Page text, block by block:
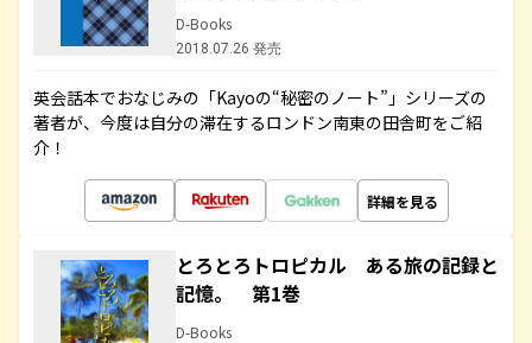
D-Books
2018.07.26 発売
英会話本でおなじみの「Kayoの“秘密のノート”」シリーズの
著者が、今度は自分の滞在するロンドン南東の田舎町をご紹
介！
詳細を見る
とろとろトロピカル ある旅の記録と
記憶。 第1巻
D-Books